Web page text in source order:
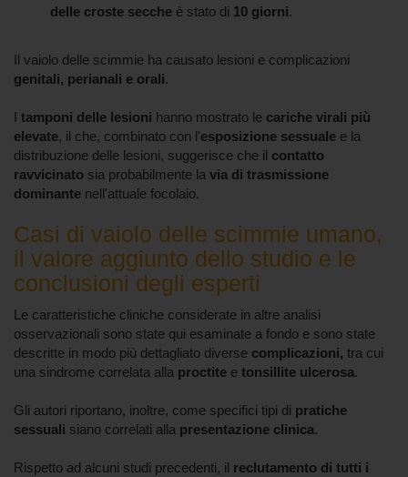
delle croste secche è stato di 10 giorni.
Il vaiolo delle scimmie ha causato lesioni e complicazioni
genitali, perianali e orali.
I tamponi delle lesioni hanno mostrato le cariche virali più
elevate, il che, combinato con l'esposizione sessuale e la
distribuzione delle lesioni, suggerisce che il contatto
ravvicinato sia probabilmente la via di trasmissione
dominante nell'attuale focolaio.
Casi di vaiolo delle scimmie umano,
il valore aggiunto dello studio e le
conclusioni degli esperti
Le caratteristiche cliniche considerate in altre analisi
osservazionali sono state qui esaminate a fondo e sono state
descritte in modo più dettagliato diverse complicazioni, tra cui
una sindrome correlata alla proctite e tonsillite ulcerosa.
Gli autori riportano, inoltre, come specifici tipi di pratiche
sessuali siano correlati alla presentazione clinica.
Rispetto ad alcuni studi precedenti, il reclutamento di tutti i